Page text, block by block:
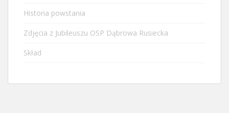
Historia powstania
Zdjęcia z Jubileuszu OSP Dąbrowa Rusiecka
Skład